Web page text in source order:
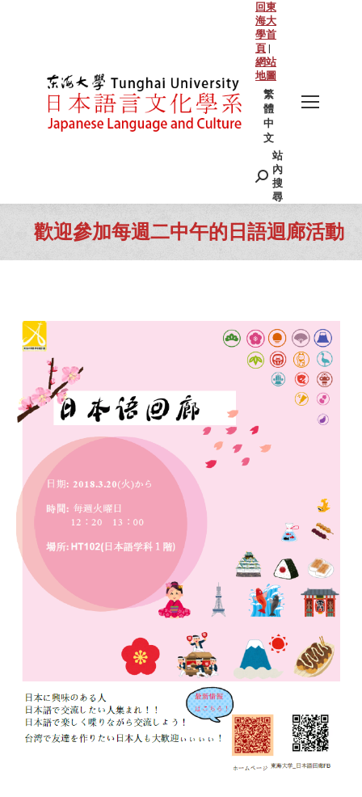
回東
海大
學首
頁 |
網站
地圖
繁
體
中
文
Search:
站
內
搜
尋
歡迎參加每週二中午的日語迴廊活動
You are here: